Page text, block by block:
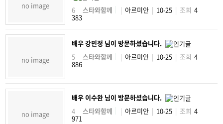
no image 6 스타와함께 | 아르미안 | 10-25 | 조회 4
383
no image
배우 강민정 님이 방문하셨습니다.
5
스타와함께 | 아르미안 | 10-25 | 조회 4
886
no image
배우 이수완 님이 방문하셨습니다.
4
스타와함께 | 아르미안 | 10-25 | 조회 4
971